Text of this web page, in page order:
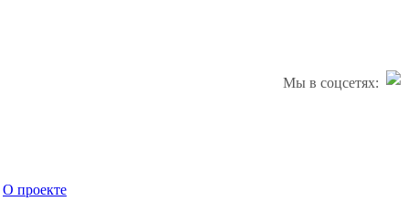
Мы в соцсетях:
О проекте